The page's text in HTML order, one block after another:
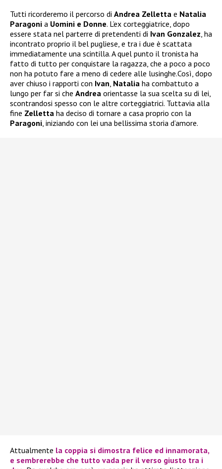
Tutti ricorderemo il percorso di Andrea Zelletta e Natalia
Paragoni a Uomini e Donne. L’ex corteggiatrice, dopo
essere stata nel parterre di pretendenti di Ivan Gonzalez, ha
incontrato proprio il bel pugliese, e tra i due è scattata
immediatamente una scintilla. A quel punto il tronista ha
fatto di tutto per conquistare la ragazza, che a poco a poco
non ha potuto fare a meno di cedere alle lusinghe.Così, dopo
aver chiuso i rapporti con Ivan, Natalia ha combattuto a
lungo per far si che Andrea orientasse la sua scelta su di lei,
scontrandosi spesso con le altre corteggiatrici. Tuttavia alla
fine Zelletta ha deciso di tornare a casa proprio con la
Paragoni, iniziando con lei una bellissima storia d’amore.
Attualmente la coppia si dimostra felice ed innamorata,
e sembrerebbe che tutto vada per il verso giusto tra i